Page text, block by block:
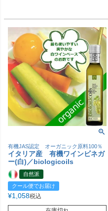
有機JAS認定 オーガニック原料100％
イタリア産 有機ワインビネガ
ー(白)／biologicoils
自然派
クール便でお届け
¥1,058税込